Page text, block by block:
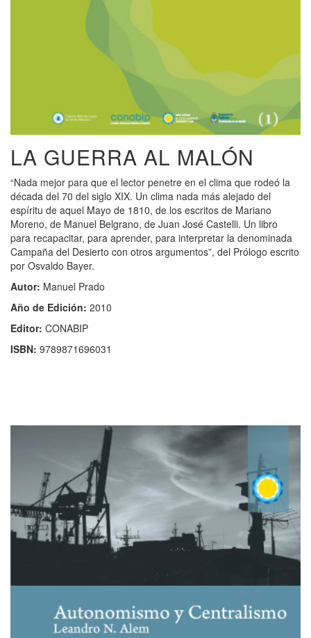
LA GUERRA AL MALÓN
“Nada mejor para que el lector penetre en el clima que rodeó la
década del 70 del siglo XIX. Un clima nada más alejado del
espíritu de aquel Mayo de 1810, de los escritos de Mariano
Moreno, de Manuel Belgrano, de Juan José Castelli. Un libro
para recapacitar, para aprender, para interpretar la denominada
Campaña del Desierto con otros argumentos”, del Prólogo escrito
por Osvaldo Bayer.
Autor: Manuel Prado
Año de Edición: 2010
Editor: CONABIP
ISBN: 9789871696031